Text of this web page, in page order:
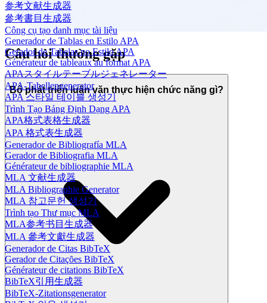
参考文献生成器
參考書目生成器
Công cụ tạo danh mục tài liệu
Generador de Tablas en Estilo APA
Gerador de Tabelas no Estilo APA
Générateur de tableaux au format APA
APAスタイルテーブルジェネレーター
APA-Tabellengenerator
APA 스타일 테이블 생성기
Trình Tạo Bảng Định Dạng APA
APA格式表格生成器
APA 格式表生成器
Generador de Bibliografía MLA
Gerador de Bibliografia MLA
Générateur de bibliographie MLA
MLA 文献生成器
MLA Bibliographie Generator
MLA 참고문헌 생성기
Trình tạo Thư mục MLA
MLA参考书目生成器
MLA 參考文獻生成器
Generador de Citas BibTeX
Gerador de Citações BibTeX
Générateur de citations BibTeX
BibTeX引用生成器
BibTeX-Zitationsgenerator
Câu hỏi thường gặp
Bộ phát triển luận văn thực hiện chức năng gì?